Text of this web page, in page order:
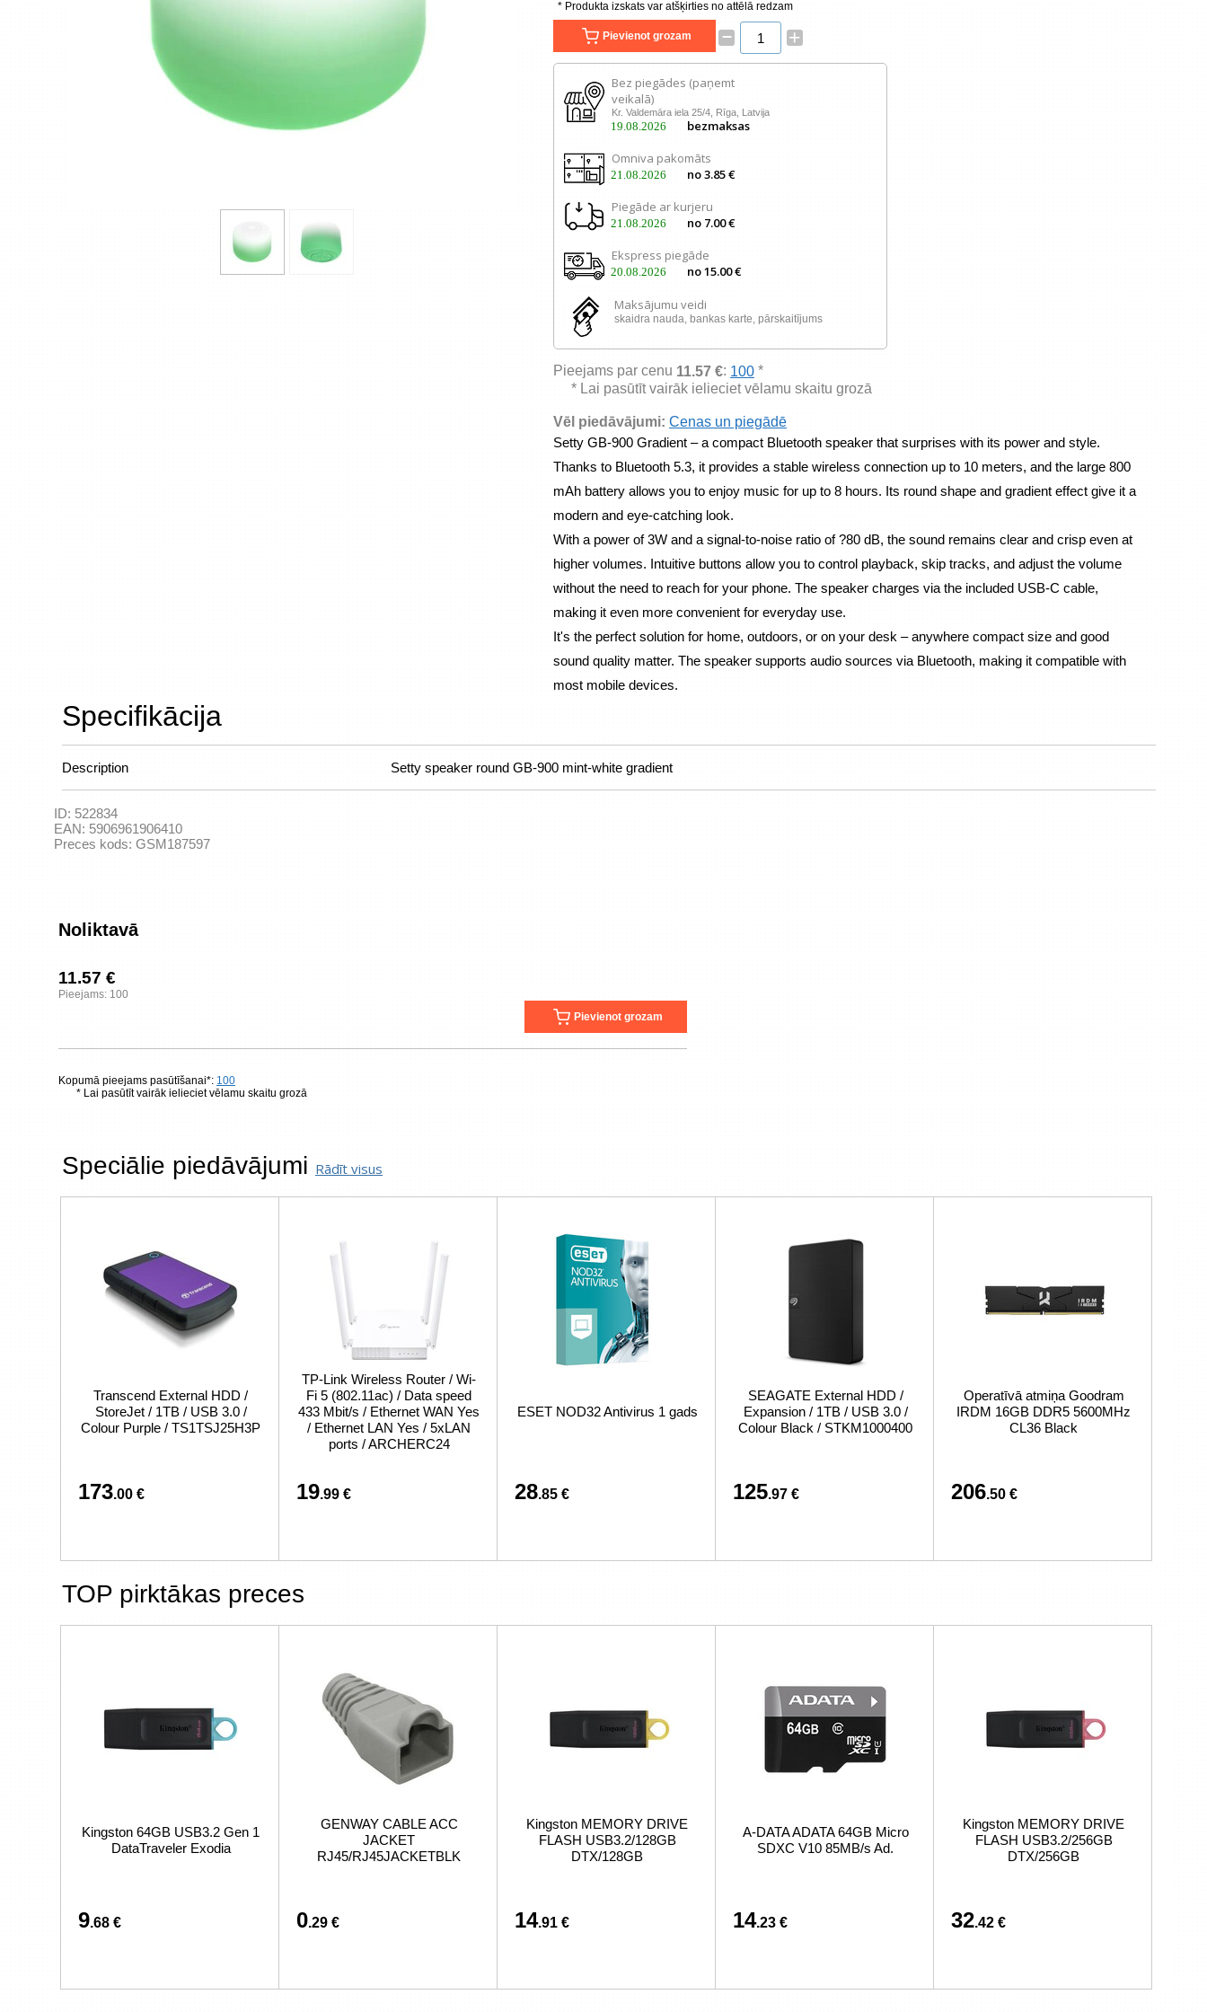
* Produkta izskats var atšķirties no attēlā redzam
Pievienot grozam – +
Bez piegādes (paņemt
veikalā)
Kr. Valdemāra iela 25/4, Rīga, Latvija
19.08.2026
bezmaksas
Omniva pakomāts
21.08.2026
no 3.85 €
Piegāde ar kurjeru
21.08.2026
no 7.00 €
Ekspress piegāde
20.08.2026 no 15.00 €
Maksājumu veidi
skaidra nauda, ​​bankas karte, pārskaitījums
Pieejams par cenu 11.57 €: 100 *
* Lai pasūtīt vairāk ielieciet vēlamu skaitu grozā
Vēl piedāvājumi: Cenas un piegādē
Setty GB-900 Gradient – a compact Bluetooth speaker that surprises with its power and style.
Thanks to Bluetooth 5.3, it provides a stable wireless connection up to 10 meters, and the large 800
mAh battery allows you to enjoy music for up to 8 hours. Its round shape and gradient effect give it a
modern and eye-catching look.
With a power of 3W and a signal-to-noise ratio of ?80 dB, the sound remains clear and crisp even at
higher volumes. Intuitive buttons allow you to control playback, skip tracks, and adjust the volume
without the need to reach for your phone. The speaker charges via the included USB-C cable,
making it even more convenient for everyday use.
It's the perfect solution for home, outdoors, or on your desk – anywhere compact size and good
sound quality matter. The speaker supports audio sources via Bluetooth, making it compatible with
most mobile devices.
Specifikācija
Description Setty speaker round GB-900 mint-white gradient
ID: 522834
EAN: 5906961906410
Preces kods: GSM187597
Noliktavā
11.57 €
Pieejams: 100
Pievienot grozam
Kopumā pieejams pasūtīšanai*: 100
* Lai pasūtīt vairāk ielieciet vēlamu skaitu grozā
Speciālie piedāvājumi Rādīt visus
Transcend External HDD /
StoreJet / 1TB / USB 3.0 /
Colour Purple / TS1TSJ25H3P
173.00 €
TP-Link Wireless Router / Wi-
Fi 5 (802.11ac) / Data speed
433 Mbit/s / Ethernet WAN Yes
/ Ethernet LAN Yes / 5xLAN
ports / ARCHERC24
19.99 €
ESET NOD32 Antivirus 1 gads
28.85 €
SEAGATE External HDD /
Expansion / 1TB / USB 3.0 /
Colour Black / STKM1000400
125.97 €
Operatīvā atmiņa Goodram
IRDM 16GB DDR5 5600MHz
CL36 Black
206.50 €
TOP pirktākas preces
Kingston 64GB USB3.2 Gen 1
DataTraveler Exodia
9.68 €
GENWAY CABLE ACC
JACKET
RJ45/RJ45JACKETBLK
0.29 €
Kingston MEMORY DRIVE
FLASH USB3.2/128GB
DTX/128GB
14.91 €
A-DATA ADATA 64GB Micro
SDXC V10 85MB/s Ad.
14.23 €
Kingston MEMORY DRIVE
FLASH USB3.2/256GB
DTX/256GB
32.42 €